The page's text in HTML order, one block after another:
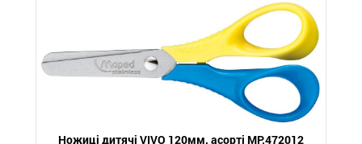
Ножиці дитячі VIVO 120мм, асорті MP.472012